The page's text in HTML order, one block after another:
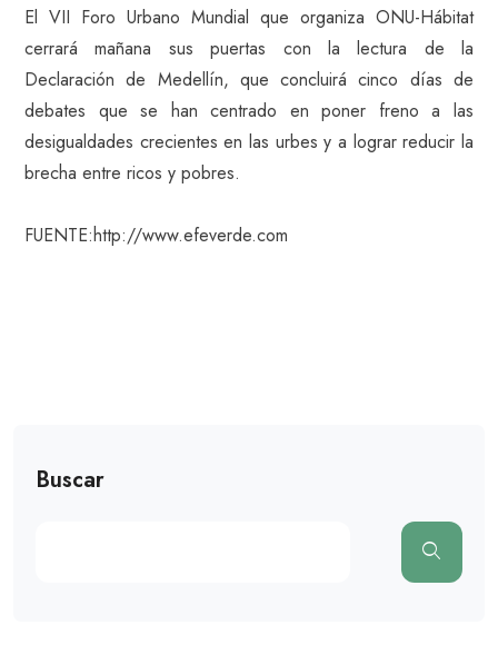
El VII Foro Urbano Mundial que organiza ONU-Hábitat
cerrará mañana sus puertas con la lectura de la
Declaración de Medellín, que concluirá cinco días de
debates que se han centrado en poner freno a las
desigualdades crecientes en las urbes y a lograr reducir la
brecha entre ricos y pobres.
FUENTE:http://www.efeverde.com
Buscar